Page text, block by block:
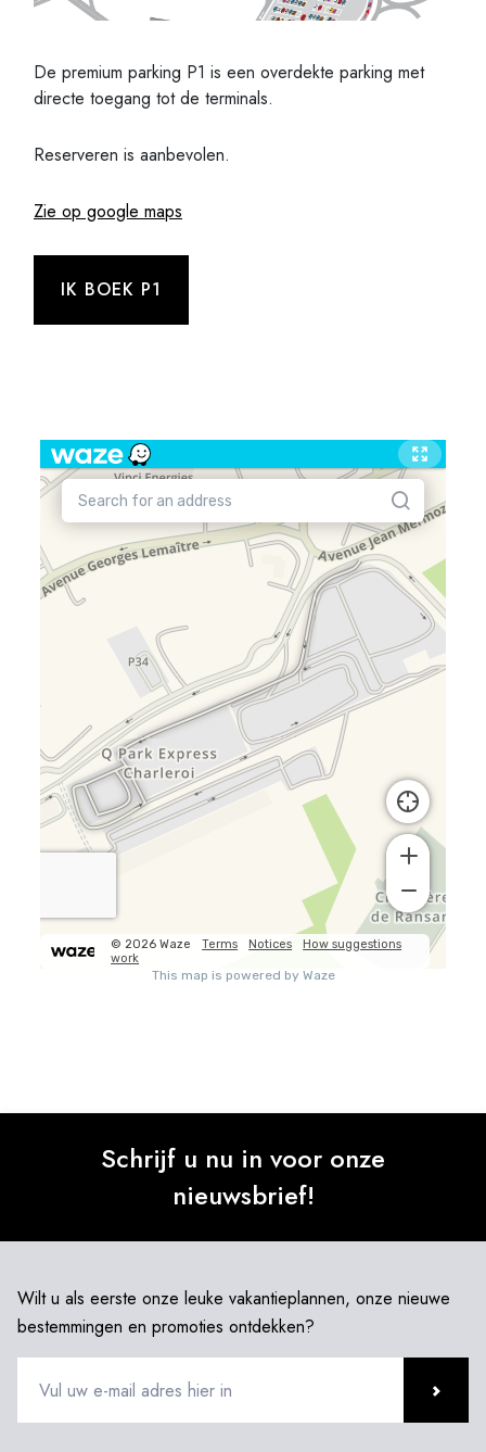
De premium parking P1 is een overdekte parking met
directe toegang tot de terminals.
Reserveren is aanbevolen.
Zie op google maps
IK BOEK P1
Schrijf u nu in voor onze
nieuwsbrief!
Wilt u als eerste onze leuke vakantieplannen, onze nieuwe
bestemmingen en promoties ontdekken?